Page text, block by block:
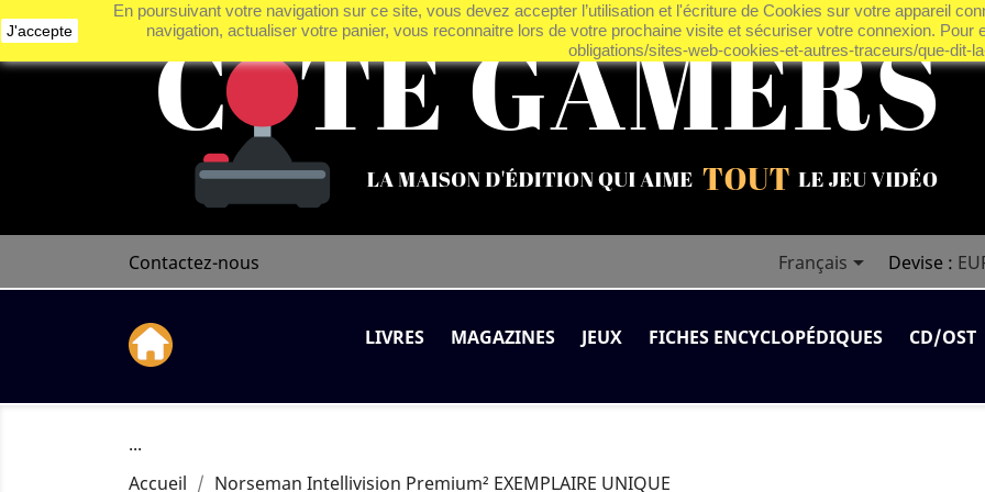
Contactez-nous Français Devise :
LIVRES MAGAZINES JEUX FICHES ENCYCLOPÉDIQUES CD/OST
...
Accueil
Norseman Intellivision Premium² EXEMPLAIRE UNIQUE
J'accepte
En poursuivant votre navigation sur ce site, vous devez accepter l’utilisation et l'écriture de Cookies sur votre appareil
navigation, actualiser votre panier, vous reconnaitre lors de votre prochaine visite et sécuriser votre connexion.
obligations/sites-web-cookies-et-autres-traceurs/que-dit-